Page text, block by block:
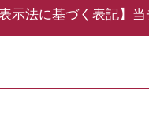
表示法に基づく表記】